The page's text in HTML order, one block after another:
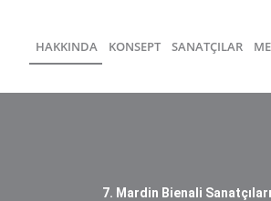
HAKKINDA KONSEPT SANATÇILAR
7. Mardin Bienali